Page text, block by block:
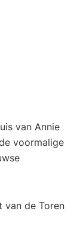
van Annie
voormalige